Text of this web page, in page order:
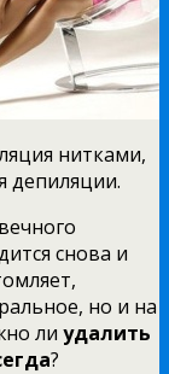
нитками,
депиляции.
снова и
но и на
ли удалить
?